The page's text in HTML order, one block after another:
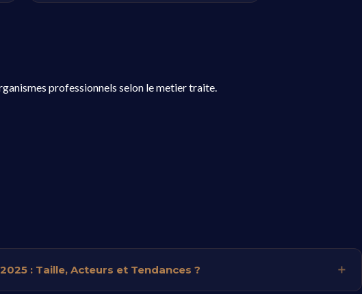
professionnels selon le metier traite.
: Taille, Acteurs et Tendances ?